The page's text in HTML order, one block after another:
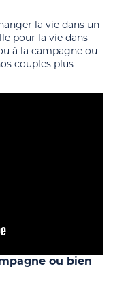
la vie dans un
pour la vie dans
à la campagne ou
couples plus
ou bien